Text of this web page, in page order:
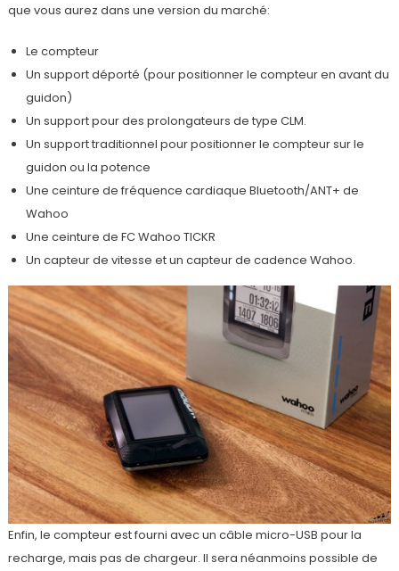
que vous aurez dans une version du marché:
Le compteur
Un support déporté (pour positionner le compteur en avant du
guidon)
Un support pour des prolongateurs de type CLM.
Un support traditionnel pour positionner le compteur sur le
guidon ou la potence
Une ceinture de fréquence cardiaque Bluetooth/ANT+ de
Wahoo
Une ceinture de FC Wahoo TICKR
Un capteur de vitesse et un capteur de cadence Wahoo.
Enfin, le compteur est fourni avec un câble micro-USB pour la
recharge, mais pas de chargeur. Il sera néanmoins possible de